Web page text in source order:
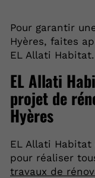
Pour garantir
Hyères, faites
EL Allati Habitat.
EL Allati
projet de
Hyères
EL Allati
pour réaliser
travaux de